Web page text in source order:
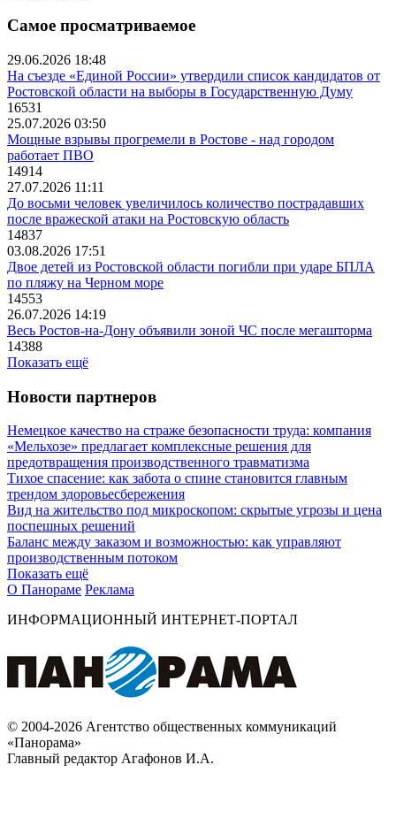
Самое просматриваемое
29.06.2026 18:48
На съезде «Единой России» утвердили список кандидатов от
Ростовской области на выборы в Государственную Думу
16531
25.07.2026 03:50
Мощные взрывы прогремели в Ростове - над городом
работает ПВО
14914
27.07.2026 11:11
До восьми человек увеличилось количество пострадавших
после вражеской атаки на Ростовскую область
14837
03.08.2026 17:51
Двое детей из Ростовской области погибли при ударе БПЛА
по пляжу на Черном море
14553
26.07.2026 14:19
Весь Ростов-на-Дону объявили зоной ЧС после мегашторма
14388
Показать ещё
Новости партнеров
Немецкое качество на страже безопасности труда: компания
«Мельхозе» предлагает комплексные решения для
предотвращения производственного травматизма
Тихое спасение: как забота о спине становится главным
трендом здоровьесбережения
Вид на жительство под микроскопом: скрытые угрозы и цена
поспешных решений
Баланс между заказом и возможностью: как управляют
производственным потоком
Показать ещё
О Панораме Реклама
ИНФОРМАЦИОННЫЙ ИНТЕРНЕТ-ПОРТАЛ
© 2004-2026 Агентство общественных коммуникаций
«Панорама»
Главный редактор Агафонов И.А.